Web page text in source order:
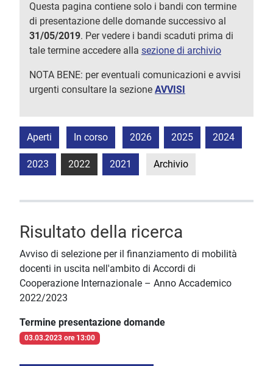
Questa pagina contiene solo i bandi con termine
di presentazione delle domande successivo al
31/05/2019. Per vedere i bandi scaduti prima di
tale termine accedere alla sezione di archivio
NOTA BENE: per eventuali comunicazioni e avvisi
urgenti consultare la sezione AVVISI
Aperti In corso 2026 2025 2024
2023 2022 2021 Archivio
Risultato della ricerca
Avviso di selezione per il finanziamento di mobilità
docenti in uscita nell'ambito di Accordi di
Cooperazione Internazionale – Anno Accademico
2022/2023
Termine presentazione domande
03.03.2023 ore 13:00